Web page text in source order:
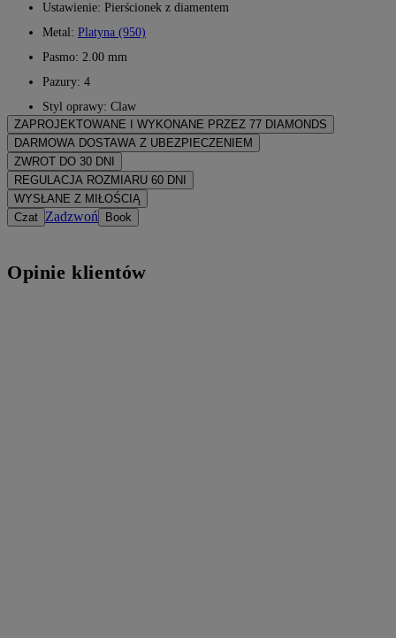
Ustawienie: Pierścionek z diamentem
Metal: Platyna (950)
Pasmo: 2.00 mm
Pazury: 4
Styl oprawy: Claw
ZAPROJEKTOWANE I WYKONANE PRZEZ 77 DIAMONDS
Sztuka jubilerska dopracowana do perfekcji przez mistrzów 77
DARMOWA DOSTAWA Z UBEZPIECZENIEM
Wszystkie opłaty pocztowe są bezpłatne, bez względu na to,
DHL, prosto do Państwa drzwi. Ubezpieczamy wszystkie nasze
specjalistycznych usług wysyłkowych, takich jak Malca-Amit lub
ZWROT DO 30 DNI
Jeśli nie jesteś w pełni zadowolony, możesz zwrócić lub wymienić
REGULACJA ROZMIARU 60 DNI
Aby zapewnić idealne dopasowanie, 77 Diamonds oferuje
WYSŁANE Z MIŁOŚCIĄ
Dokładamy wszelkich starań, aby Twoja biżuteria była idealna.
Czat Zadzwoń Book
Opinie klientów